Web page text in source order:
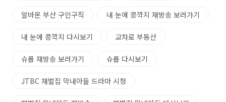
알바몬 부산 구인구직 내 눈에 콩깍지 재방송 보러가기
내 눈에 콩깍지 다시보기 교차로 부동산
슈룹 재방송 보러가기 슈룹 다시보기
JTBC 재벌집 막내아들 드라마 시청